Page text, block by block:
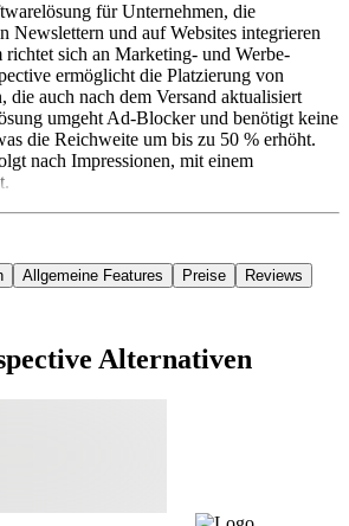
für Unternehmen, die
Newslettern und auf Websites integrieren
richtet sich an Marketing- und Werbe-
ermöglicht die Platzierung von
die auch nach dem Versand aktualisiert
umgeht Ad-Blocker und benötigt keine
die Reichweite um bis zu 50 % erhöht.
nach Impressionen, mit einem
Allgemeine Features Preise Reviews
Alternativen